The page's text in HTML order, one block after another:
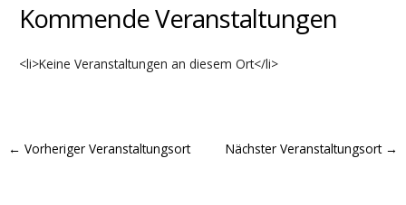
Kommende Veranstaltungen
<li>Keine Veranstaltungen an diesem Ort</li>
← Vorheriger Veranstaltungsort Nächster Veranstaltungsort →